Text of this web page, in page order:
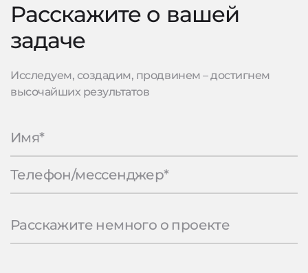
Расскажите о вашей
задаче
Исследуем, создадим, продвинем – достигнем
высочайших результатов